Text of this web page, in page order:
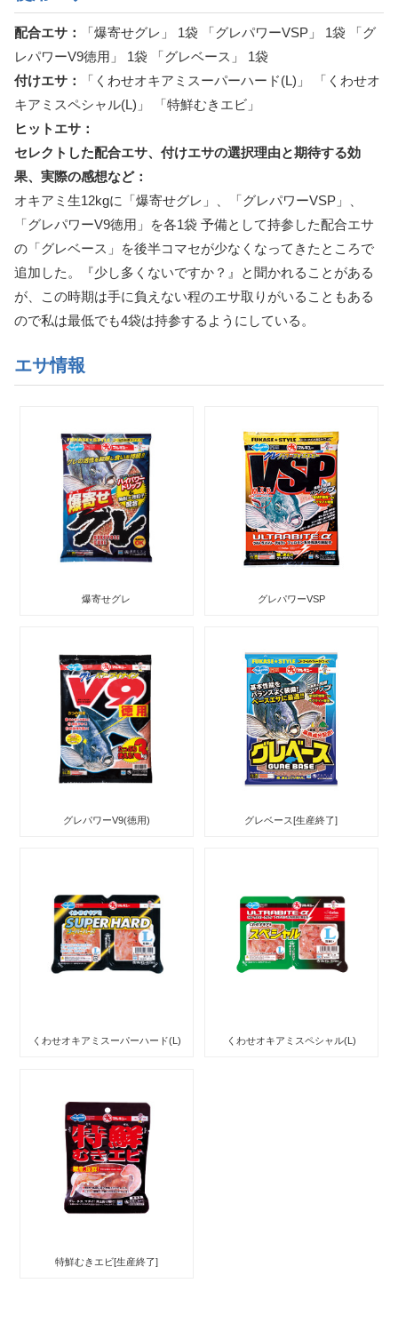
配合エサ：
「爆寄せグレ」 1袋 「グレパワーVSP」 1袋 「グ
レパワーV9徳用」 1袋 「グレベース」 1袋
付けエサ：
「くわせオキアミスーパーハード(L)」 「くわせオ
キアミスペシャル(L)」 「特鮮むきエビ」
ヒットエサ：
セレクトした配合エサ、付けエサの選択理由と期待する効
果、実際の感想など：
オキアミ生12kgに「爆寄せグレ」、「グレパワーVSP」、
「グレパワーV9徳用」を各1袋 予備として持参した配合エサ
の「グレベース」を後半コマセが少なくなってきたところで
追加した。『少し多くないですか？』と聞かれることがある
が、この時期は手に負えない程のエサ取りがいることもある
ので私は最低でも4袋は持参するようにしている。
エサ情報
爆寄せグレ グレパワーVSP
グレパワーV9(徳用) グレベース[生産終了]
くわせオキアミスーパーハード(L) くわせオキアミスペシャル(L)
特鮮むきエビ[生産終了]